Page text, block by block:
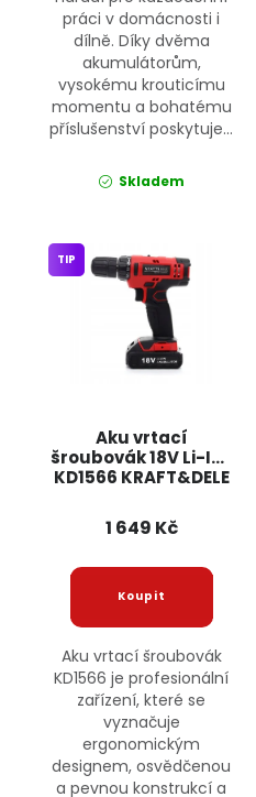
práci v domácnosti i
dílně. Díky dvěma
akumulátorům,
vysokému krouticímu
momentu a bohatému
příslušenství poskytuje...
Skladem
Aku vrtací
šroubovák 18V Li-Ion
KD1566 KRAFT&DELE
TIP
1 649 Kč
Aku vrtací šroubovák
KD1566 je profesionální
zařízení, které se
vyznačuje
ergonomickým
designem, osvědčenou
a pevnou konstrukcí a